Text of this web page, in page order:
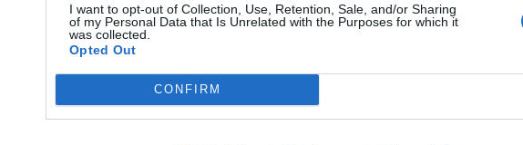
I want to opt-out of Collection, Use, Retention, Sale, and/or Sharing
of my Personal Data that Is Unrelated with the Purposes for which it
was collected.
Opted Out
CONFIRM
ZOBACZ RÓWNIEŻ:
Lidl przecenił hit do kuchni. Air fryer tańszy aż o 150 zł, a to
początek
4 sierpnia 2026 16:06
Pieniądze dla milionów polskich rodzin. ZUS wypłacił już 173 mln